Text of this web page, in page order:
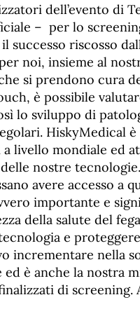
dell’evento di
– per lo
successo riscosso
noi, insieme al
si prendono cura
è possibile
lo sviluppo di
HiskyMedical è
livello mondiale ed
nostre
avere accesso a
importante e
della salute del
e
incrementare nella
è anche la nostra
di